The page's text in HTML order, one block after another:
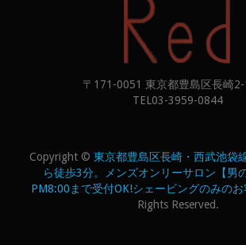
〒171-0051 東京都豊島区長崎
TEL03-3959-0844
Copyright © 東京都豊島区長崎・西武池袋
ら徒歩3分。メンズオンリーサロン【男
PM8:00まで受付OK!シェービングのみのお
Rights Reserved.